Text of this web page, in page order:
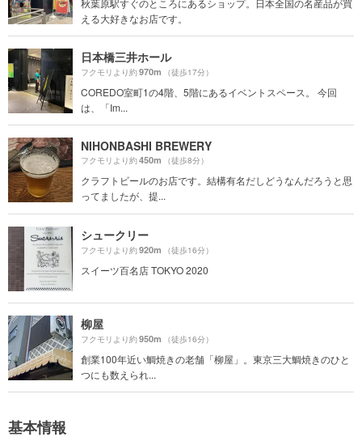
える大好きなお店です。
日本橋三井ホール
フクモリより約970m （徒歩17分）
COREDO室町1の4階、5階にあるイベントスペース。 今回
は、「Im...
NIHONBASHI BREWERY
フクモリより約450m （徒歩8分）
クラフトビールのお店です。結構有名だしどうなんだろうと思
ってましたが、提...
シュークリー
フクモリより約920m （徒歩16分）
スイーツ百名店 TOKYO 2020
柳屋
フクモリより約950m （徒歩16分）
創業100年近い鯛焼きの老舗「柳屋」。東京三大鯛焼きのひと
つにも数えられ...
基本情報